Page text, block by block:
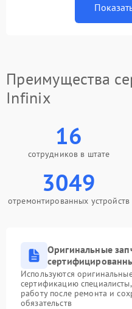
Преимущества
Infinix
16
сотрудников в штате
3049
отремонтированных устройств
Оригинальные
Используются
сертификацию
работу после ремонта и
обязательств